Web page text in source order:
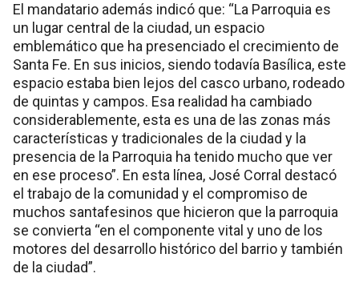
El mandatario además indicó que: “La Parroquia es
un lugar central de la ciudad, un espacio
emblemático que ha presenciado el crecimiento de
Santa Fe. En sus inicios, siendo todavía Basílica, este
espacio estaba bien lejos del casco urbano, rodeado
de quintas y campos. Esa realidad ha cambiado
considerablemente, esta es una de las zonas más
características y tradicionales de la ciudad y la
presencia de la Parroquia ha tenido mucho que ver
en ese proceso”. En esta línea, José Corral destacó
el trabajo de la comunidad y el compromiso de
muchos santafesinos que hicieron que la parroquia
se convierta “en el componente vital y uno de los
motores del desarrollo histórico del barrio y también
de la ciudad”.